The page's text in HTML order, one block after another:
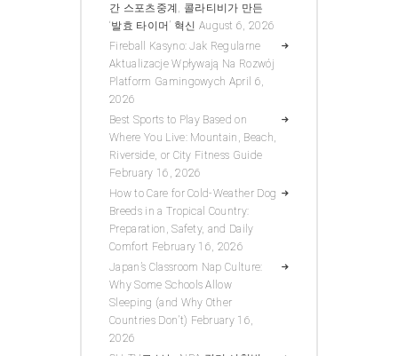
간 스포츠중계, 콜라티비가 만든
‘발효 타이머’ 혁신 August 6, 2026
Fireball Kasyno: Jak Regularne
Aktualizacje Wpływają Na Rozwój
Platform Gamingowych April 6,
2026
Best Sports to Play Based on
Where You Live: Mountain, Beach,
Riverside, or City Fitness Guide
February 16, 2026
How to Care for Cold-Weather Dog
Breeds in a Tropical Country:
Preparation, Safety, and Daily
Comfort February 16, 2026
Japan’s Classroom Nap Culture:
Why Some Schools Allow
Sleeping (and Why Other
Countries Don’t) February 16,
2026